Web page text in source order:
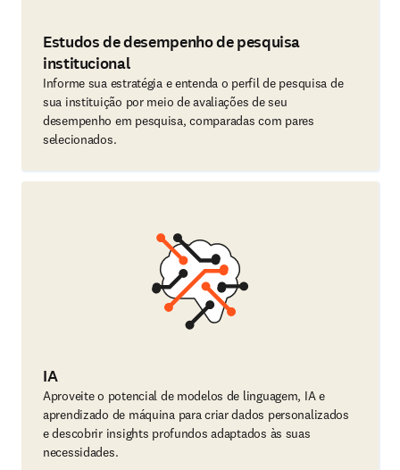
Estudos de desempenho de pesquisa
institucional
Informe sua estratégia e entenda o perfil de pesquisa de
sua instituição por meio de avaliações de seu
desempenho em pesquisa, comparadas com pares
selecionados.
IA
Aproveite o potencial de modelos de linguagem, IA e
aprendizado de máquina para criar dados personalizados
e descobrir insights profundos adaptados às suas
necessidades.